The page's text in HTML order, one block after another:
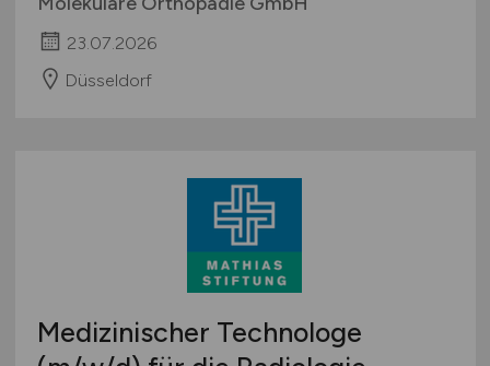
23.07.2026
Düsseldorf
Medizinischer Technologe